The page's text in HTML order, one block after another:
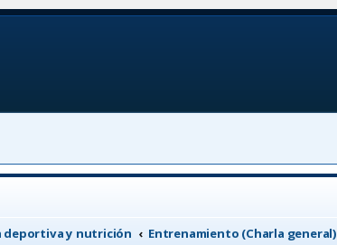
deportiva y nutrición Entrenamiento (Charla general)